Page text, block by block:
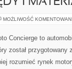
MOŻLIWOŚĆ
Concierge to
został
rozumieć rynek